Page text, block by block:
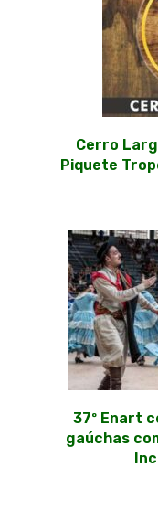
Cerro
Piquete
37º Enart
gaúchas